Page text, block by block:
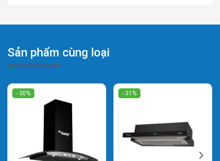
Sản phẩm cùng loại
- 30% - 31%